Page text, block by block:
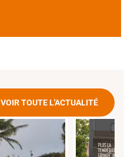
VOIR TOUTE L'ACTUALITÉ